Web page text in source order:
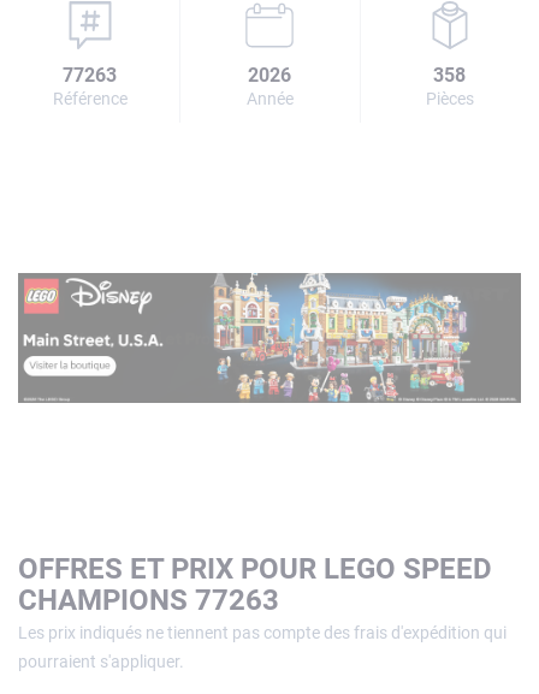
77263
Référence
2026
Année
358
Pièces
OFFRES ET PRIX POUR LEGO SPEED
CHAMPIONS 77263
Les prix indiqués ne tiennent pas compte des frais d'expédition qui
pourraient s'appliquer.